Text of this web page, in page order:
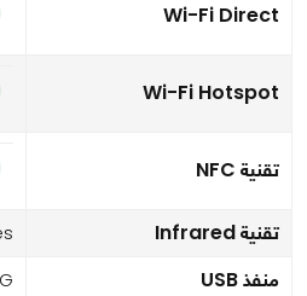
Wi-Fi Direct
Wi-Fi Hotspot
تقنية NFC
تقنية Infrared
منفذ USB